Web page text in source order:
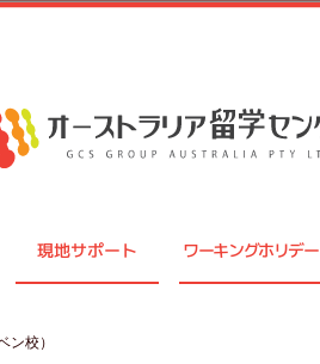
現地サポート ワーキングホリデー
ン校）